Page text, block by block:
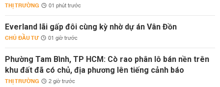
THỊ TRƯỜNG 01 phút trước
Everland lãi gấp đôi cùng kỳ nhờ dự án Vân Đồn
CHỦ ĐẦU TƯ 01 giờ trước
Phường Tam Bình, TP HCM: Cò rao phân lô bán nền trên
khu đất đã có chủ, địa phương lên tiếng cảnh báo
THỊ TRƯỜNG 2 giờ trước